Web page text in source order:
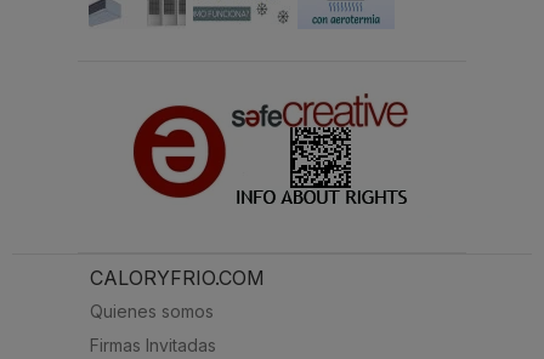
CALORYFRIO.COM
Quienes somos
Firmas Invitadas